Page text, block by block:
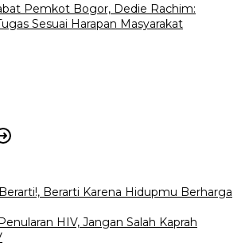
Pemkot Bogor, Dedie Rachim:
Sesuai Harapan Masyarakat
Berarti Karena Hidupmu Berharga
HIV, Jangan Salah Kaprah